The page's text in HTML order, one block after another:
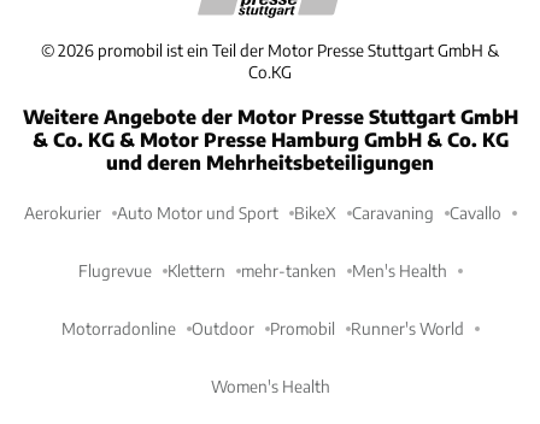
©2026 promobil ist ein Teil der Motor Presse Stuttgart GmbH &
Co.KG
Weitere Angebote der Motor Presse Stuttgart GmbH
& Co. KG & Motor Presse Hamburg GmbH & Co. KG
und deren Mehrheitsbeteiligungen
Aerokurier Auto Motor und Sport BikeX Caravaning Cavallo
Flugrevue Klettern mehr-tanken Men's Health
Motorradonline Outdoor Promobil Runner's World
Women's Health